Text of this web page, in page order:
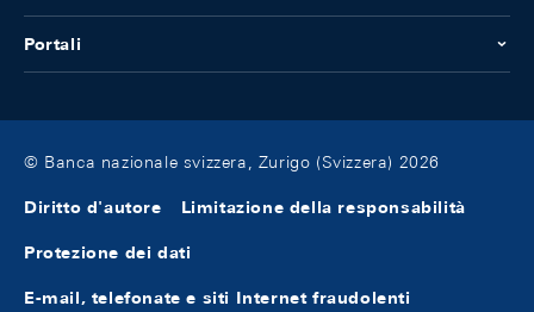
Portali
© Banca nazionale svizzera, Zurigo (Svizzera) 2026
Diritto d'autore Limitazione della responsabilità
Protezione dei dati
E-mail, telefonate e siti Internet fraudolenti